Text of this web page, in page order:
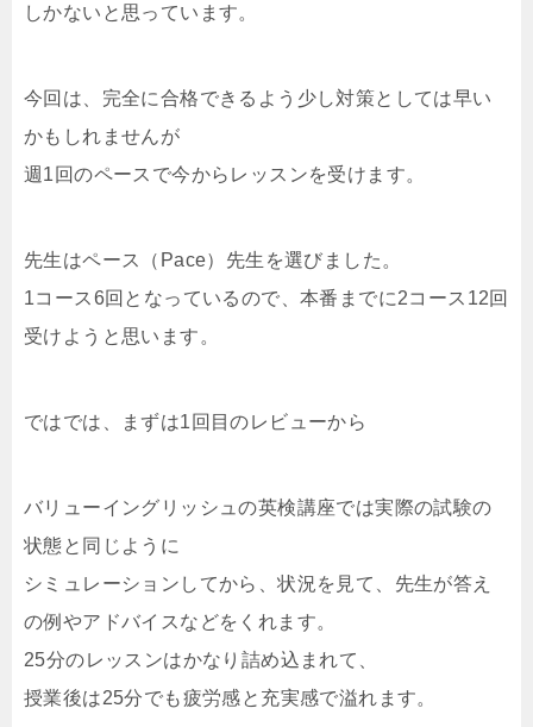
しかないと思っています。
今回は、完全に合格できるよう少し対策としては早い
かもしれませんが
週1回のペースで今からレッスンを受けます。
先生はペース（Pace）先生を選びました。
1コース6回となっているので、本番までに2コース12回
受けようと思います。
ではでは、まずは1回目のレビューから
バリューイングリッシュの英検講座では実際の試験の
状態と同じように
シミュレーションしてから、状況を見て、先生が答え
の例やアドバイスなどをくれます。
25分のレッスンはかなり詰め込まれて、
授業後は25分でも疲労感と充実感で溢れます。